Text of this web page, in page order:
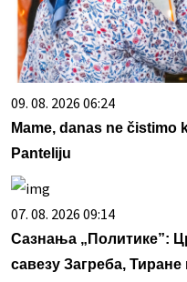
09. 08. 2026 06:24
Mame, danas ne čistimo
Panteliju
07. 08. 2026 09:14
Сазнања „Политике”:
савезу Загреба,